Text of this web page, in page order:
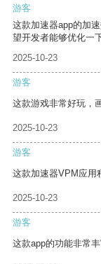
游客
这款加速器app的加
望开发者能够优化一下
2025-10-23
游客
这款游戏非常好玩，
2025-10-23
游客
这款加速器VPM应用
2025-10-23
游客
这款app的功能非常